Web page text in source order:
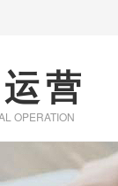
营
OPERATION